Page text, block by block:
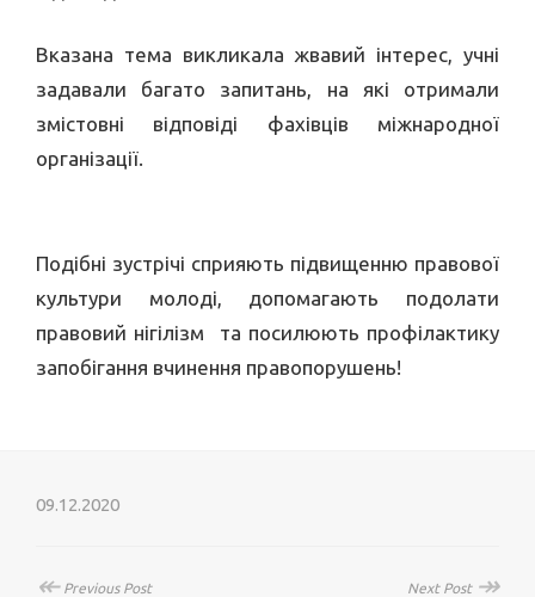
Вказана тема викликала жвавий інтерес, учні
задавали багато запитань, на які отримали
змістовні відповіді фахівців міжнародної
організації.
Подібні зустрічі сприяють підвищенню правової
культури молоді, допомагають подолати
правовий нігілізм та посилюють профілактику
запобігання вчинення правопорушень!
09.12.2020
↞Previous Post Next Post ↠